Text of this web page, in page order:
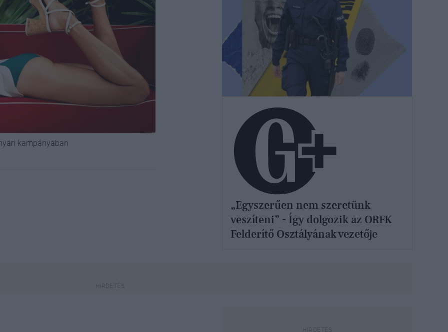
kampányában
„Egyszerűen nem szeretünk
veszíteni” - Így dolgozik az ORFK
Felderítő Osztályának vezetője